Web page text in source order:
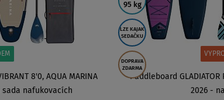
8'0, AQUA MARINA
sada nafukovacích
95 kg
LZE KAJAK
SEDAČKU
DOPRAVA
ZDARMA
Paddleboard
2026 -